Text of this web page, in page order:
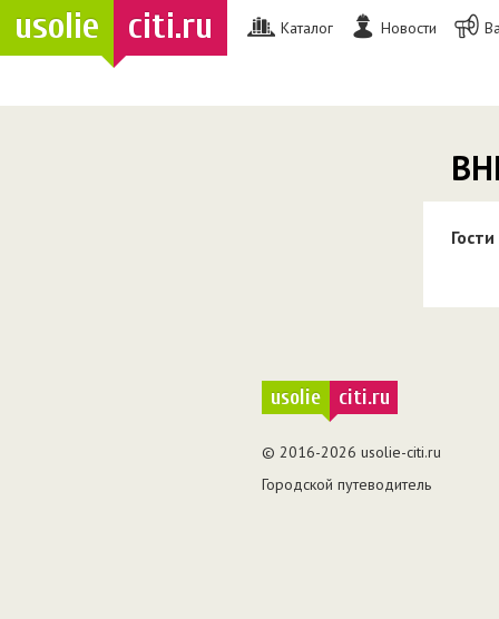
usolie citi.ru Каталог Новости
Гости
usolie citi.ru
© 2016-2026 usolie-citi.ru
Городской путеводитель